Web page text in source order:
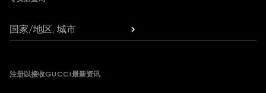
国家/地区, 城市
注册以接收GUCCI最新资讯